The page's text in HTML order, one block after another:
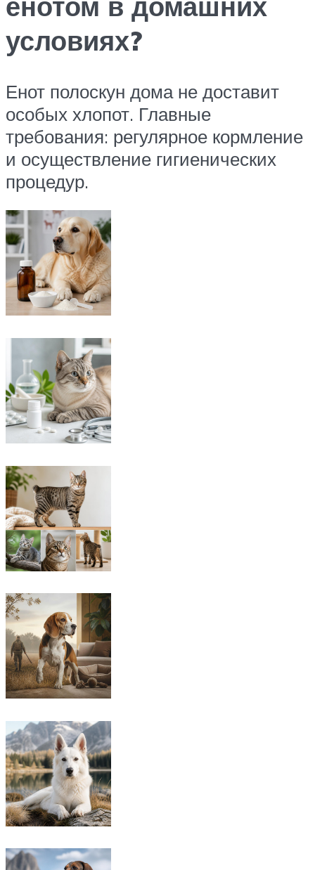
условиях?
Енот полоскун дома не доставит
особых хлопот. Главные
требования: регулярное кормление
и осуществление гигиенических
процедур.